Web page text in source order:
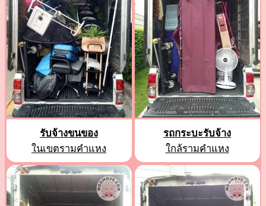
รับจ้างขนของ
ในเขตรามคำแหง
รถกระบะรับจ้าง
ใกล้รามคำแหง